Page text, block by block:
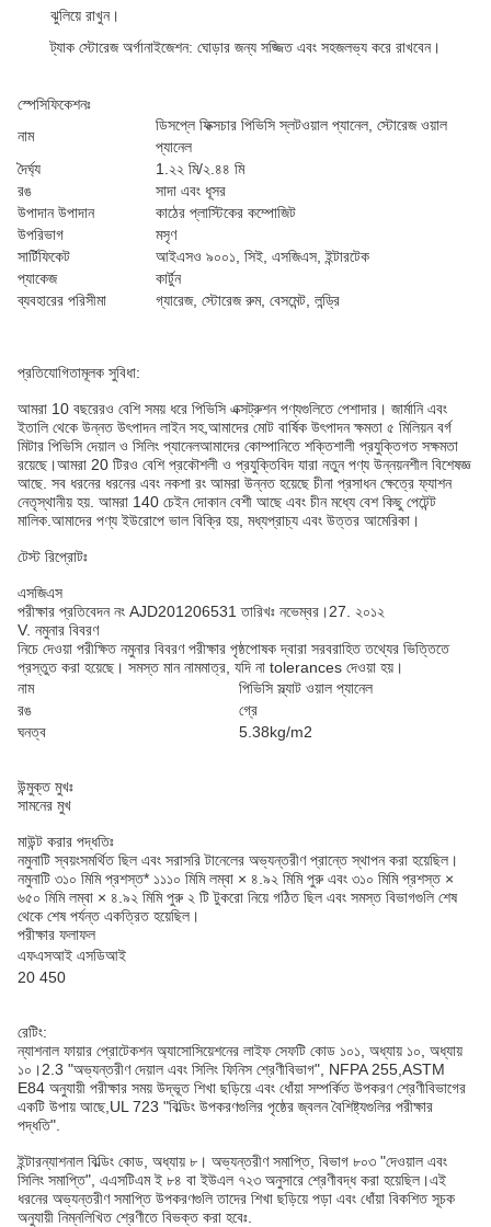
ঝুলিয়ে রাখুন।
ট্যাক স্টোরেজ অর্গানাইজেশন: ঘোড়ার জন্য সজ্জিত এবং সহজলভ্য করে রাখবেন।
স্পেসিফিকেশনঃ
নাম
ডিসপ্লে ফিক্সচার পিভিসি স্লটওয়াল প্যানেল, স্টোরেজ ওয়াল
প্যানেল
দৈর্ঘ্য
1.২২ মি/২.৪৪ মি
রঙ
সাদা এবং ধূসর
উপাদান উপাদান
কাঠের প্লাস্টিকের কম্পোজিট
উপরিভাগ
মসৃণ
সার্টিফিকেট
আইএসও ৯০০১, সিই, এসজিএস, ইন্টারটেক
প্যাকেজ
কার্টুন
ব্যবহারের পরিসীমা
গ্যারেজ, স্টোরেজ রুম, বেসমেন্ট, লন্ড্রি
প্রতিযোগিতামূলক সুবিধা:
আমরা 10 বছরেরও বেশি সময় ধরে পিভিসি এক্সট্রুশন পণ্যগুলিতে পেশাদার। জার্মানি এবং
ইতালি থেকে উন্নত উৎপাদন লাইন সহ,আমাদের মোট বার্ষিক উৎপাদন ক্ষমতা ৫ মিলিয়ন বর্গ
মিটার পিভিসি দেয়াল ও সিলিং প্যানেলআমাদের কোম্পানিতে শক্তিশালী প্রযুক্তিগত সক্ষমতা
রয়েছে।আমরা 20 টিরও বেশি প্রকৌশলী ও প্রযুক্তিবিদ যারা নতুন পণ্য উন্নয়নশীল বিশেষজ্ঞ
আছে. সব ধরনের ধরনের এবং নকশা রং আমরা উন্নত হয়েছে চীনা প্রসাধন ক্ষেত্রে ফ্যাশন
নেতৃস্থানীয় হয়. আমরা 140 চেইন দোকান বেশী আছে এবং চীন মধ্যে বেশ কিছু পেটেন্ট
মালিক.আমাদের পণ্য ইউরোপে ভাল বিক্রি হয়, মধ্যপ্রাচ্য এবং উত্তর আমেরিকা।
টেস্ট রিপ্রোটঃ
এসজিএস
পরীক্ষার প্রতিবেদন নং AJD201206531 তারিখঃ নভেম্বর।27. ২০১২
V. নমুনার বিবরণ
নিচে দেওয়া পরীক্ষিত নমুনার বিবরণ পরীক্ষার পৃষ্ঠপোষক দ্বারা সরবরাহিত তথ্যের ভিত্তিতে
প্রস্তুত করা হয়েছে। সমস্ত মান নামমাত্র, যদি না tolerances দেওয়া হয়।
নাম
পিভিসি স্ল্যাট ওয়াল প্যানেল
রঙ
গ্রে
ঘনত্ব
5.38kg/m2
উন্মুক্ত মুখঃ
সামনের মুখ
মাউন্ট করার পদ্ধতিঃ
নমুনাটি স্বয়ংসমর্থিত ছিল এবং সরাসরি টানেলের অভ্যন্তরীণ প্রান্তে স্থাপন করা হয়েছিল।
নমুনাটি ৩১০ মিমি প্রশস্ত* ১১১০ মিমি লম্বা × ৪.৯২ মিমি পুরু এবং ৩১০ মিমি প্রশস্ত ×
৬৫০ মিমি লম্বা × ৪.৯২ মিমি পুরু ২ টি টুকরো নিয়ে গঠিত ছিল এবং সমস্ত বিভাগগুলি শেষ
থেকে শেষ পর্যন্ত একত্রিত হয়েছিল।
পরীক্ষার ফলাফল
এফএসআই এসডিআই
20 450
রেটিং:
ন্যাশনাল ফায়ার প্রোটেকশন অ্যাসোসিয়েশনের লাইফ সেফটি কোড ১০১, অধ্যায় ১০, অধ্যায়
১০।2.3 "অভ্যন্তরীণ দেয়াল এবং সিলিং ফিনিস শ্রেণীবিভাগ", NFPA 255,ASTM
E84 অনুযায়ী পরীক্ষার সময় উদ্ভূত শিখা ছড়িয়ে এবং ধোঁয়া সম্পর্কিত উপকরণ শ্রেণীবিভাগের
একটি উপায় আছে,UL 723 "বিল্ডিং উপকরণগুলির পৃষ্ঠের জ্বলন বৈশিষ্ট্যগুলির পরীক্ষার
পদ্ধতি".
ইন্টারন্যাশনাল বিল্ডিং কোড, অধ্যায় ৮। অভ্যন্তরীণ সমাপ্তি, বিভাগ ৮০৩ "দেওয়াল এবং
সিলিং সমাপ্তি", এএসটিএম ই ৮৪ বা ইউএল ৭২৩ অনুসারে শ্রেণীবদ্ধ করা হয়েছিল।এই
ধরনের অভ্যন্তরীণ সমাপ্তি উপকরণগুলি তাদের শিখা ছড়িয়ে পড়া এবং ধোঁয়া বিকশিত সূচক
অনুযায়ী নিম্নলিখিত শ্রেণীতে বিভক্ত করা হবেঃ.